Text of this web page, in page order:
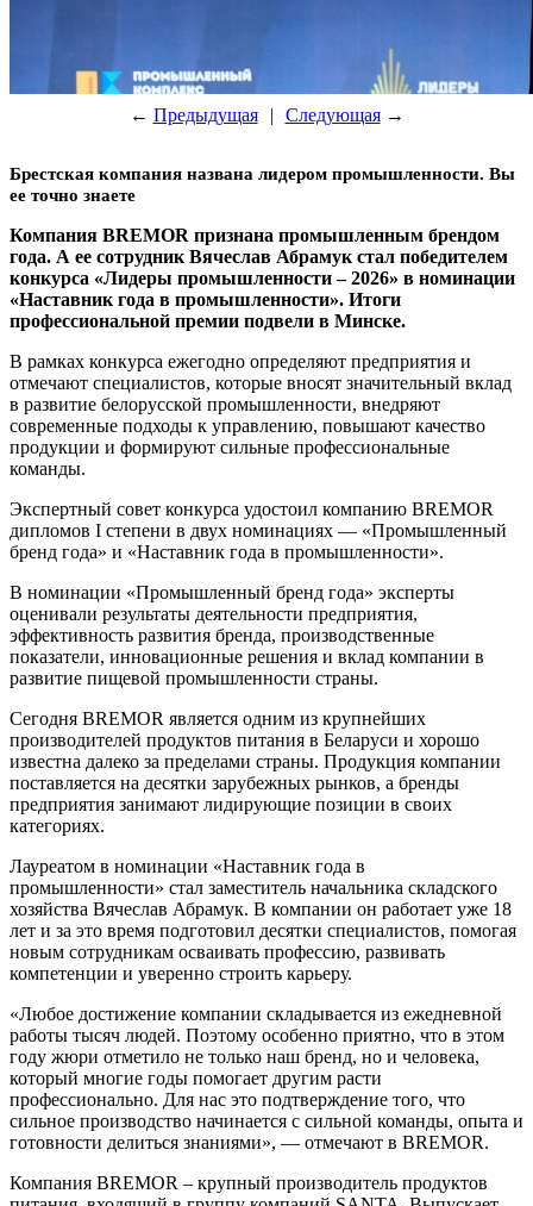
← Предыдущая | Следующая→
Брестская компания названа лидером промышленности. Вы
ее точно знаете
Компания BREMOR признана промышленным брендом
года. А ее сотрудник Вячеслав Абрамук стал победителем
конкурса «Лидеры промышленности – 2026» в номинации
«Наставник года в промышленности». Итоги
профессиональной премии подвели в Минске.
В рамках конкурса ежегодно определяют предприятия и
отмечают специалистов, которые вносят значительный вклад
в развитие белорусской промышленности, внедряют
современные подходы к управлению, повышают качество
продукции и формируют сильные профессиональные
команды.
Экспертный совет конкурса удостоил компанию BREMOR
дипломов I степени в двух номинациях — «Промышленный
бренд года» и «Наставник года в промышленности».
В номинации «Промышленный бренд года» эксперты
оценивали результаты деятельности предприятия,
эффективность развития бренда, производственные
показатели, инновационные решения и вклад компании в
развитие пищевой промышленности страны.
Сегодня BREMOR является одним из крупнейших
производителей продуктов питания в Беларуси и хорошо
известна далеко за пределами страны. Продукция компании
поставляется на десятки зарубежных рынков, а бренды
предприятия занимают лидирующие позиции в своих
категориях.
Лауреатом в номинации «Наставник года в
промышленности» стал заместитель начальника складского
хозяйства Вячеслав Абрамук. В компании он работает уже 18
лет и за это время подготовил десятки специалистов, помогая
новым сотрудникам осваивать профессию, развивать
компетенции и уверенно строить карьеру.
«Любое достижение компании складывается из ежедневной
работы тысяч людей. Поэтому особенно приятно, что в этом
году жюри отметило не только наш бренд, но и человека,
который многие годы помогает другим расти
профессионально. Для нас это подтверждение того, что
сильное производство начинается с сильной команды, опыта и
готовности делиться знаниями», — отмечают в BREMOR.
Компания BREMOR – крупный производитель продуктов